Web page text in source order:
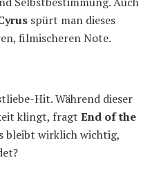
spürt man dieses
filmischeren Note.
Hit. Während dieser
klingt, fragt End of the
bleibt wirklich wichtig,